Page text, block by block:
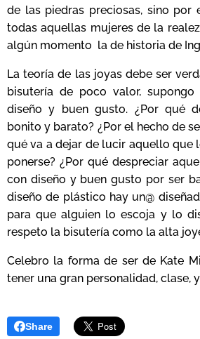
de las piedras preciosas, sino por
todas aquellas mujeres de la
algún momento la de historia de
La teoría de las joyas debe ser
bisutería de poco valor,
diseño y buen gusto. ¿Por qué
bonito y barato? ¿Por el hecho de
qué va a dejar de lucir aquello que
ponerse? ¿Por qué despreciar
con diseño y buen gusto por ser
diseño de plástico hay un@
para que alguien lo escoja y lo
respeto la bisutería como la alta
Celebro la forma de ser de Kate
tener una gran personalidad, clase,
Share